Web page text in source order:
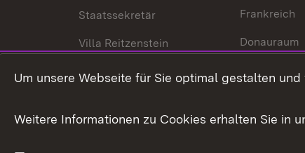
Staatssekretär
Villa Reitzenstein
Kontakt und Anfahrt
Frankreich
Donauraum
Welt
Um unsere Webseite für Sie optimal gestalten
Weitere Informationen zu Cookies erhalten Sie in